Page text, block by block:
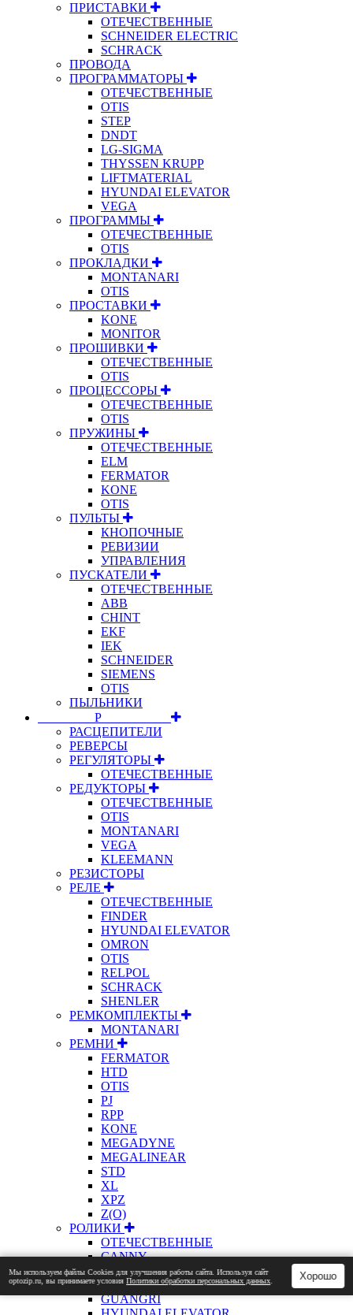
ПРИСТАВКИ
ОТЕЧЕСТВЕННЫЕ
SCHNEIDER ELECTRIC
SCHRACK
ПРОВОДА
ПРОГРАММАТОРЫ
ОТЕЧЕСТВЕННЫЕ
OTIS
STEP
DNDT
LG-SIGMA
THYSSEN KRUPP
LIFTMATERIAL
HYUNDAI ELEVATOR
VEGA
ПРОГРАММЫ
ОТЕЧЕСТВЕННЫЕ
OTIS
ПРОКЛАДКИ
MONTANARI
OTIS
ПРОСТАВКИ
KONE
MONITOR
ПРОШИВКИ
ОТЕЧЕСТВЕННЫЕ
OTIS
ПРОЦЕССОРЫ
ОТЕЧЕСТВЕННЫЕ
OTIS
ПРУЖИНЫ
ОТЕЧЕСТВЕННЫЕ
ELM
FERMATOR
KONE
OTIS
ПУЛЬТЫ
КНОПОЧНЫЕ
РЕВИЗИИ
УПРАВЛЕНИЯ
ПУСКАТЕЛИ
ОТЕЧЕСТВЕННЫЕ
ABB
CHINT
EKF
IEK
SCHNEIDER
SIEMENS
OTIS
ПЫЛЬНИКИ
⠀⠀⠀⠀⠀⠀Р⠀⠀⠀⠀⠀⠀⠀
РАСЦЕПИТЕЛИ
РЕВЕРСЫ
РЕГУЛЯТОРЫ
ОТЕЧЕСТВЕННЫЕ
РЕДУКТОРЫ
ОТЕЧЕСТВЕННЫЕ
OTIS
MONTANARI
VEGA
KLEEMANN
РЕЗИСТОРЫ
РЕЛЕ
ОТЕЧЕСТВЕННЫЕ
FINDER
HYUNDAI ELEVATOR
OMRON
OTIS
RELPOL
SCHRACK
SHENLER
РЕМКОМПЛЕКТЫ
MONTANARI
РЕМНИ
FERMATOR
HTD
OTIS
PJ
RPP
KONE
MEGADYNE
MEGALINEAR
STD
XL
XPZ
Z(О)
РОЛИКИ
ОТЕЧЕСТВЕННЫЕ
CANNY
ELM
ETN
GUANGRI
Мы используем файлы Сookies для улучшения работы сайта. Используя сайт
optozip.ru, вы принимаете условияПолитики обработки персональных данных Хорошо